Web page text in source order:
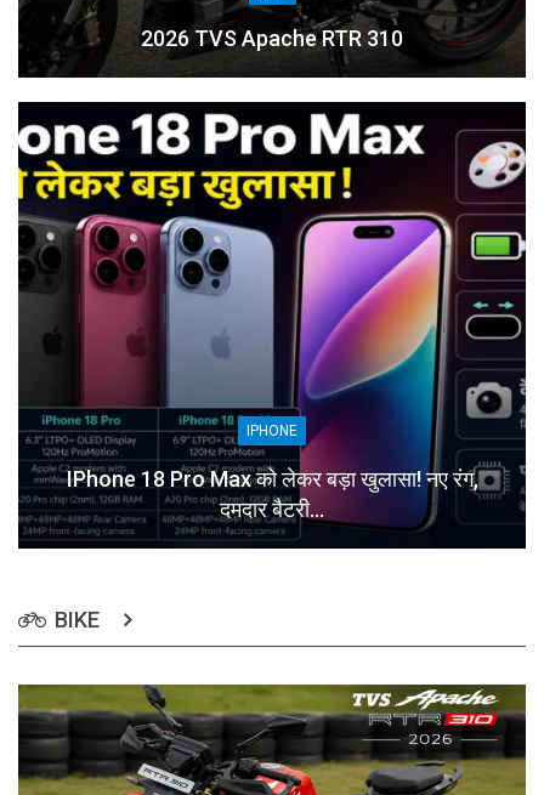
2026 TVS Apache RTR 310
IPHONE
IPhone 18 Pro Max को लेकर बड़ा खुलासा! नए रंग,
दमदार बैटरी…
BIKE